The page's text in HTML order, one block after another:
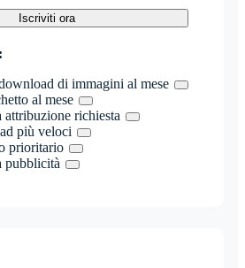
Iscriviti ora
di immagini al mese
al mese
attribuzione richiesta
più veloci
prioritario
pubblicità